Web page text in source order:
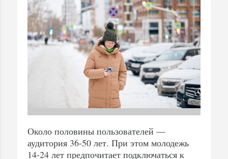
Около половины пользователей —
аудитория 36-50 лет. При этом молодежь
14-24 лет предпочитает подключаться к